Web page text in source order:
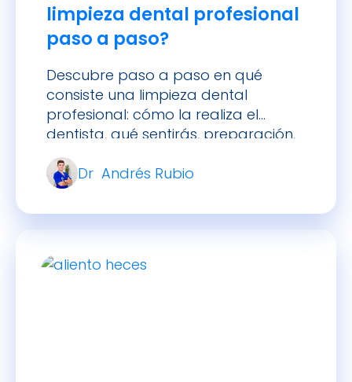
limpieza dental profesional
paso a paso?
Descubre paso a paso en qué
consiste una limpieza dental
profesional: cómo la realiza el
dentista, qué sentirás, preparación,
cuidados posteriores y cada
cuánto hacerla.
Dr Andrés Rubio